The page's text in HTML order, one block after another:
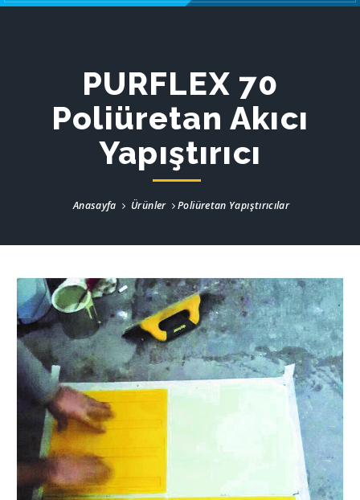
PURFLEX 70
Poliüretan Akıcı
Yapıştırıcı
Anasayfa Ürünler Poliüretan Yapıştırıcılar